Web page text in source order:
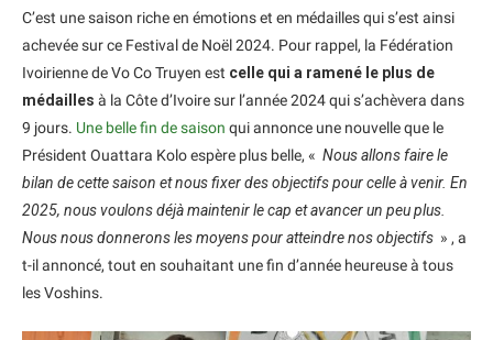
C’est une saison riche en émotions et en médailles qui s’est ainsi
achevée sur ce Festival de Noël 2024. Pour rappel, la Fédération
Ivoirienne de Vo Co Truyen est celle qui a ramené le plus de
médailles à la Côte d’Ivoire sur l’année 2024 qui s’achèvera dans
9 jours. Une belle fin de saison qui annonce une nouvelle que le
Président Ouattara Kolo espère plus belle, « Nous allons faire le
bilan de cette saison et nous fixer des objectifs pour celle à venir. En
2025, nous voulons déjà maintenir le cap et avancer un peu plus.
Nous nous donnerons les moyens pour atteindre nos objectifs » , a
t-il annoncé, tout en souhaitant une fin d’année heureuse à tous
les Voshins.